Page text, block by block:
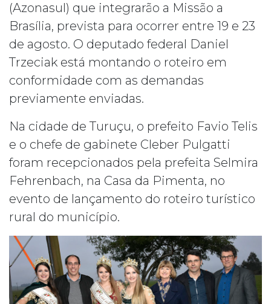
(Azonasul) que integrarão a Missão a
Brasília, prevista para ocorrer entre 19 e 23
de agosto. O deputado federal Daniel
Trzeciak está montando o roteiro em
conformidade com as demandas
previamente enviadas.
Na cidade de Turuçu, o prefeito Favio Telis
e o chefe de gabinete Cleber Pulgatti
foram recepcionados pela prefeita Selmira
Fehrenbach, na Casa da Pimenta, no
evento de lançamento do roteiro turístico
rural do município.